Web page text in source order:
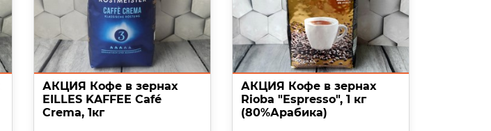
АКЦИЯ Кофе в зернах
EILLES KAFFEE Café
Crema, 1кг
АКЦИЯ Кофе в зернах
Rioba "Espresso", 1 кг
(80%Арабика)